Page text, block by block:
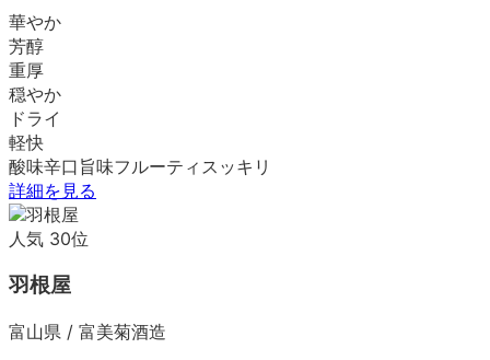
華やか
芳醇
重厚
穏やか
ドライ
軽快
酸味辛口 旨味フルーティ スッキリ
詳細を見る
人気 30位
羽根屋
富山県 / 富美菊酒造